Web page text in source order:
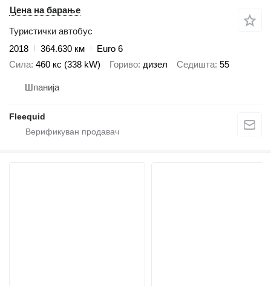
Цена на барање
Туристички автобус
2018
364.630 км
Euro 6
Сила 460 кс (338 kW) Гориво дизел Седишта 55
Шпанија
Fleequid